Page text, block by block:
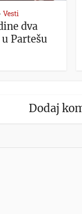
• Vesti
dva
Partešu
Dodaj